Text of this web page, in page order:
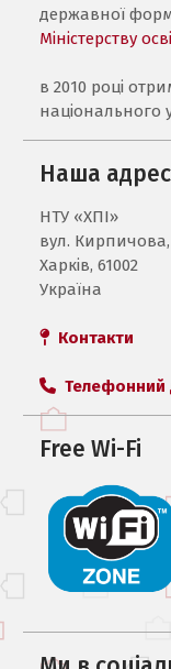
державної
Міністерству
в 2010 році
національного
Наша
НТУ «ХПI»
вул.
Харків, 61002
Україна
Контакти
Телефонний
Free Wi-Fi